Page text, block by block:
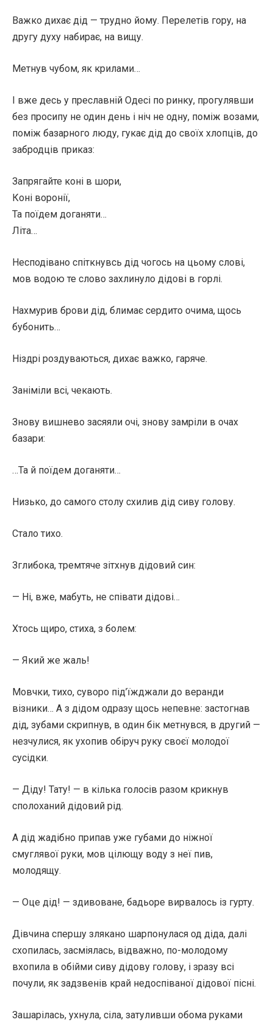
Важко дихає дід — трудно йому. Перелетів гору, на
другу духу набирає, на вищу.
Метнув чубом, як крилами…
І вже десь у преславній Одесі по ринку, прогулявши
без просипу не один день і ніч не одну, поміж возами,
поміж базарного люду, гукає дід до своїх хлопців, до
забродців приказ:
Запрягайте коні в шори,
Коні воронії,
Та поїдем доганяти…
Літа…
Несподівано спіткнувсь дід чогось на цьому слові,
мов водою те слово захлинуло дідові в горлі.
Нахмурив брови дід, блимає сердито очима, щось
бубонить…
Ніздрі роздуваються, дихає важко, гаряче.
Заніміли всі, чекають.
Знову вишнево засяяли очі, знову замріли в очах
базари:
…Та й поїдем доганяти…
Низько, до самого столу схилив дід сиву голову.
Стало тихо.
Зглибока, тремтяче зітхнув дідовий син:
— Ні, вже, мабуть, не співати дідові…
Хтось щиро, стиха, з болем:
— Який же жаль!
Мовчки, тихо, суворо під’їжджали до веранди
візники… А з дідом одразу щось непевне: застогнав
дід, зубами скрипнув, в один бік метнувся, в другий —
незчулися, як ухопив обіруч руку своєї молодої
сусідки.
— Діду! Тату! — в кілька голосів разом крикнув
сполоханий дідовий рід.
А дід жадібно припав уже губами до ніжної
смуглявої руки, мов цілющу воду з неї пив,
молодящу.
— Оце дід! — здивоване, бадьоре вирвалось із гурту.
Дівчина спершу злякано шарпонулася од діда, далі
схопилась, засміялась, відважно, по-молодому
вхопила в обійми сиву дідову голову, і зразу всі
почули, як задзвенів край недоспіваної дідової пісні.
Зашарілась, ухнула, сіла, затуливши обома руками